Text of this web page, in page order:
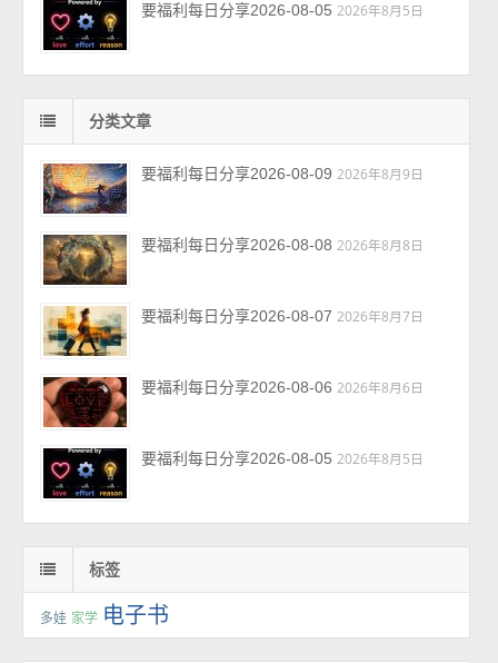
要福利每日分享2026-08-05 2026年8月5日
分类文章
要福利每日分享2026-08-09 2026年8月9日
要福利每日分享2026-08-08 2026年8月8日
要福利每日分享2026-08-07 2026年8月7日
要福利每日分享2026-08-06 2026年8月6日
要福利每日分享2026-08-05 2026年8月5日
标签
多娃 家学 电子书